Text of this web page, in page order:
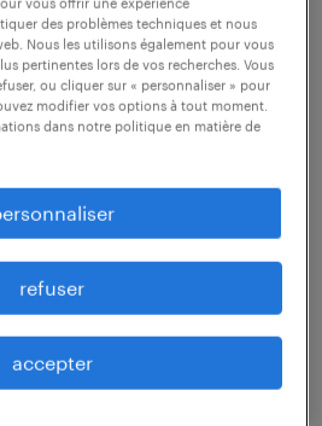
- CEO, Randstad North
Board Member
Professional and
Randstad US
- CEO, Randstad
des problèmes techniques et nous
Nous les utilisons également pour vous
pertinentes lors de vos recherches. Vous
ou cliquer sur « personnaliser » pour
modifier vos options à tout moment.
dans notre politique en matière de
refuser
accepter